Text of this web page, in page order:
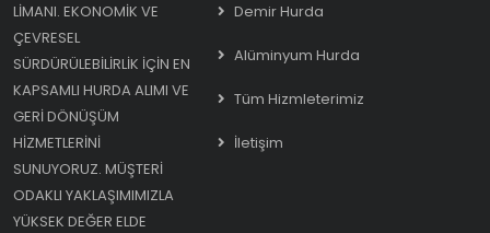
LIMANI. EKONOMIK VE
ÇEVRESEL
SÜRDÜRÜLEBILIRLIK IÇIN EN
KAPSAMLI HURDA ALIMI VE
GERI DÖNÜŞÜM
HIZMETLERINI
SUNUYORUZ. MÜŞTERI
ODAKLI YAKLAŞIMIMIZLA
YÜKSEK DEĞER ELDE
Demir Hurda
Alüminyum Hurda
Tüm Hizmleterimiz
İletişim